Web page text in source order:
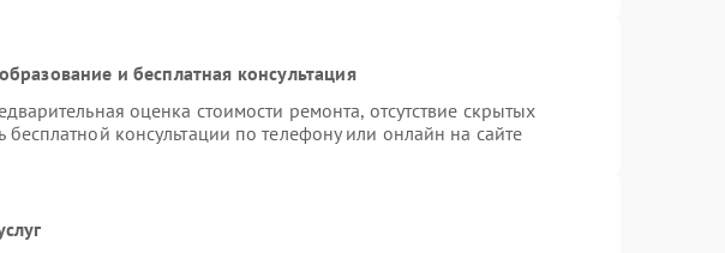
и бесплатная консультация
оценка стоимости ремонта, отсутствие скрытых
консультации по телефону или онлайн на сайте